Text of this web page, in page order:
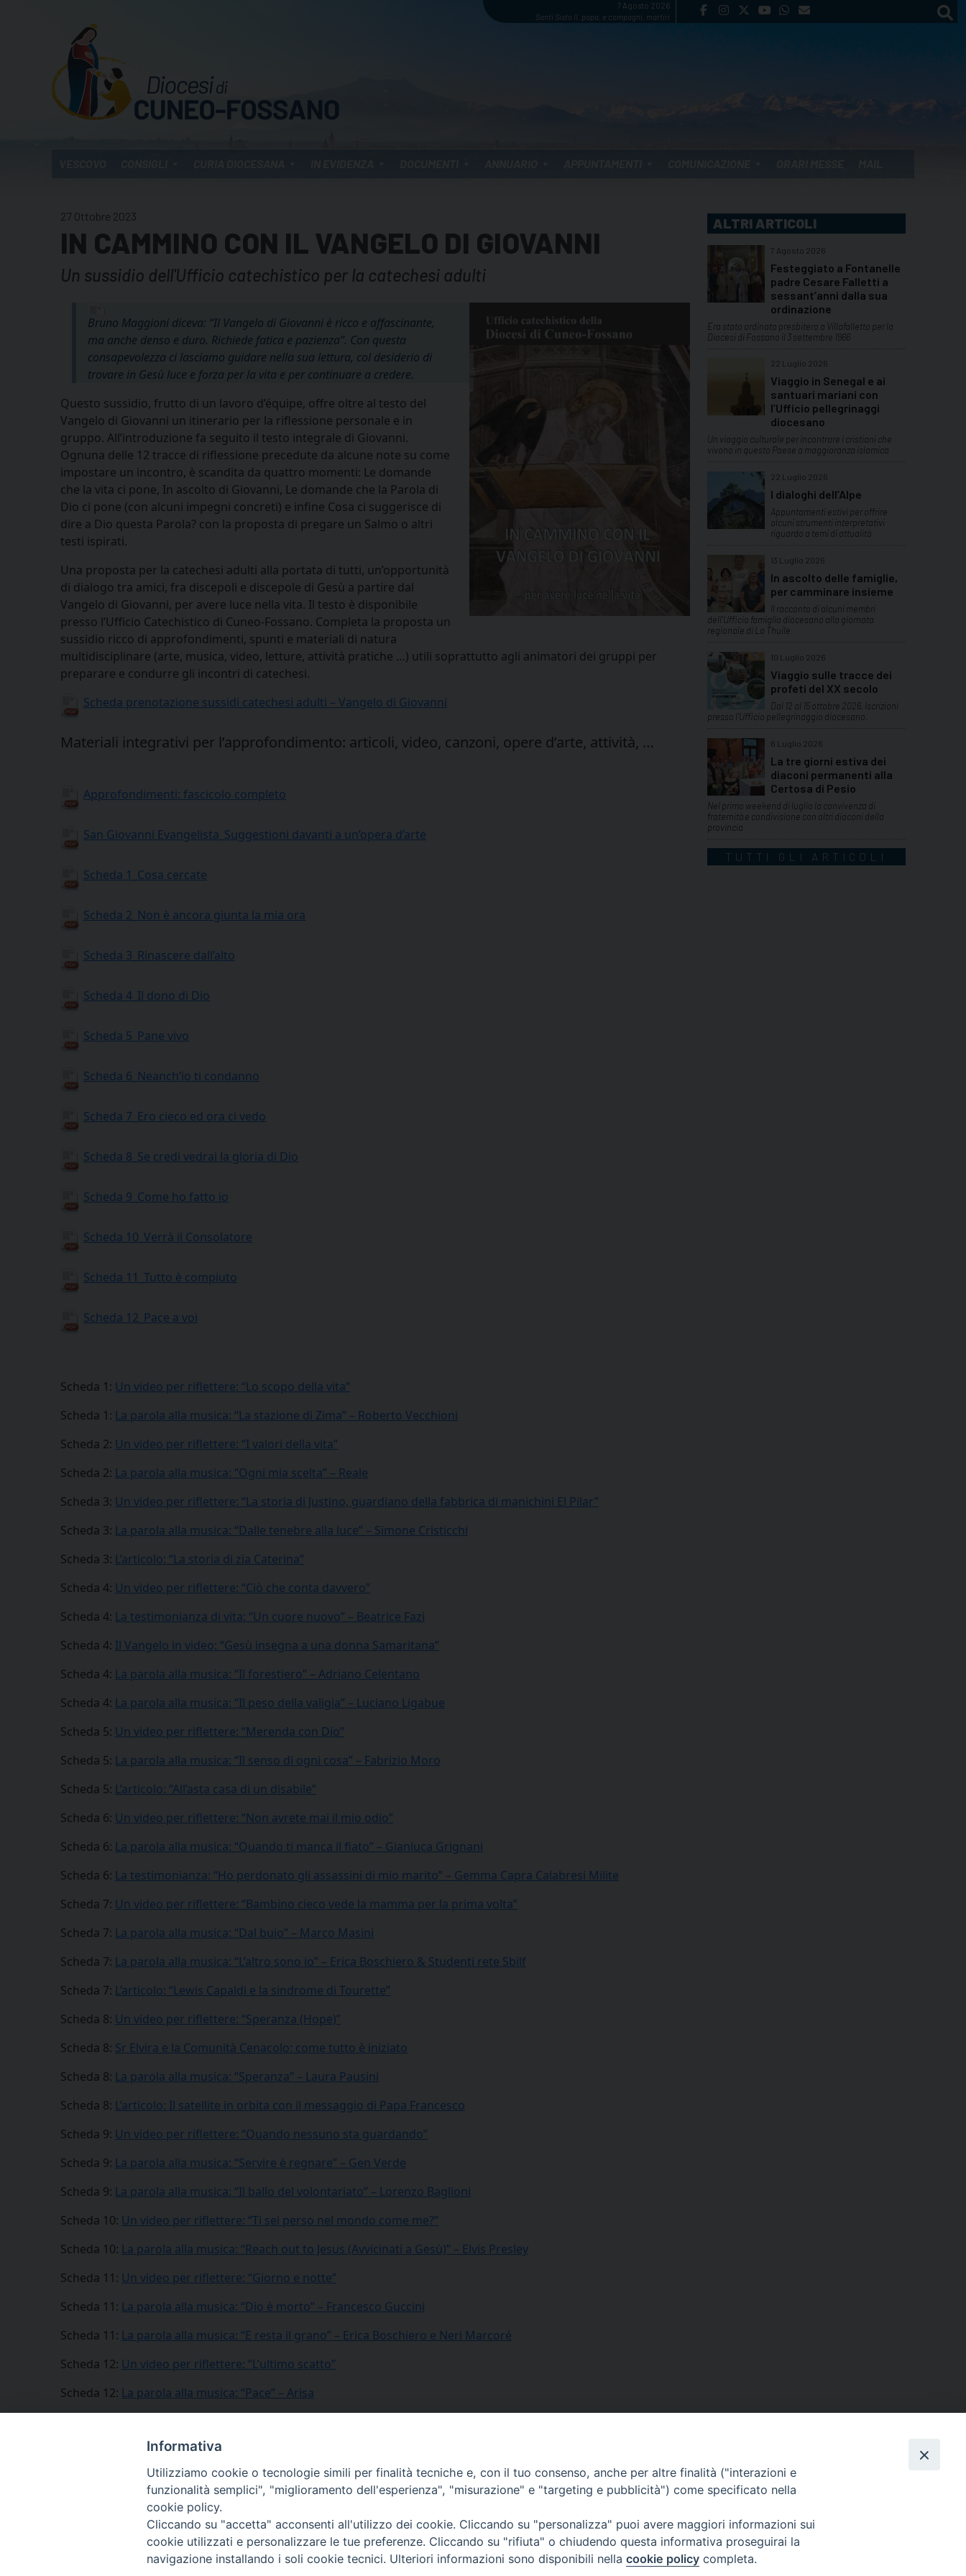
7 Agosto 2026
Santi Sisto II, papa, e compagni, martiri
27 Ottobre 2023
IN CAMMINO CON IL VANGELO DI GIOVANNI
Un sussidio dell'Ufficio catechistico per la catechesi adulti
Bruno Maggioni diceva: “Il Vangelo di Giovanni è ricco e affascinante,
ma anche denso e duro. Richiede fatica e pazienza”. Con questa
consapevolezza ci lasciamo guidare nella sua lettura, col desiderio di
trovare in Gesù luce e forza per la vita e per continuare a credere.
Questo sussidio, frutto di un lavoro d’équipe, offre oltre al testo del
Vangelo di Giovanni un itinerario per la riflessione personale e in
gruppo. All’introduzione fa seguito il testo integrale di Giovanni.
Ognuna delle 12 tracce di riflessione precedute da alcune note su come
impostare un incontro, è scandita da quattro momenti: Le domande
che la vita ci pone, In ascolto di Giovanni, Le domande che la Parola di
Dio ci pone (con alcuni impegni concreti) e infine Cosa ci suggerisce di
dire a Dio questa Parola? con la proposta di pregare un Salmo o altri
testi ispirati.
Una proposta per la catechesi adulti alla portata di tutti, un’opportunità
di dialogo tra amici, fra discepoli e discepole di Gesù a partire dal
Vangelo di Giovanni, per avere luce nella vita. Il testo è disponibile
presso l’Ufficio Catechistico di Cuneo-Fossano. Completa la proposta un
sussidio ricco di approfondimenti, spunti e materiali di natura
multidisciplinare (arte, musica, video, letture, attività pratiche …) utili soprattutto agli animatori dei gruppi per
preparare e condurre gli incontri di catechesi.
Scheda prenotazione sussidi catechesi adulti – Vangelo di Giovanni
Materiali integrativi per l’approfondimento: articoli, video, canzoni, opere d’arte, attività, …
Approfondimenti: fascicolo completo
San Giovanni Evangelista_Suggestioni davanti a un’opera d’arte
Scheda 1_Cosa cercate
Scheda 2_Non è ancora giunta la mia ora
Scheda 3_Rinascere dall’alto
Scheda 4_Il dono di Dio
Scheda 5_Pane vivo
Scheda 6_Neanch’io ti condanno
Scheda 7_Ero cieco ed ora ci vedo
Scheda 8_Se credi vedrai la gloria di Dio
Scheda 9_Come ho fatto io
Scheda 10_Verrà il Consolatore
Scheda 11_Tutto è compiuto
Scheda 12_Pace a voi
Scheda 1: Un video per riflettere: “Lo scopo della vita”
Scheda 1: La parola alla musica: “La stazione di Zima” – Roberto Vecchioni
Scheda 2: Un video per riflettere: “I valori della vita”
Scheda 2: La parola alla musica: “Ogni mia scelta” – Reale
Scheda 3: Un video per riflettere: “La storia di Justino, guardiano della fabbrica di manichini El Pilar”
Scheda 3: La parola alla musica: “Dalle tenebre alla luce” – Simone Cristicchi
Scheda 3: L’articolo: “La storia di zia Caterina”
Scheda 4: Un video per riflettere: “Ciò che conta davvero”
Scheda 4: La testimonianza di vita: “Un cuore nuovo” – Beatrice Fazi
Scheda 4: Il Vangelo in video: “Gesù insegna a una donna Samaritana”
Scheda 4: La parola alla musica: “Il forestiero” – Adriano Celentano
Scheda 4: La parola alla musica: “Il peso della valigia” – Luciano Ligabue
Scheda 5: Un video per riflettere: “Merenda con Dio”
Scheda 5: La parola alla musica: “Il senso di ogni cosa” – Fabrizio Moro
Scheda 5: L’articolo: “All’asta casa di un disabile”
Scheda 6: Un video per riflettere: “Non avrete mai il mio odio”
Scheda 6: La parola alla musica: “Quando ti manca il fiato” – Gianluca Grignani
Scheda 6: La testimonianza: “Ho perdonato gli assassini di mio marito” – Gemma Capra Calabresi Milite
Scheda 7: Un video per riflettere: “Bambino cieco vede la mamma per la prima volta”
Scheda 7: La parola alla musica: “Dal buio” – Marco Masini
Scheda 7: La parola alla musica: “L’altro sono io” – Erica Boschiero & Studenti rete Sbilf
Scheda 7: L’articolo: “Lewis Capaldi e la sindrome di Tourette”
Scheda 8: Un video per riflettere: “Speranza (Hope)”
Scheda 8: Sr Elvira e la Comunità Cenacolo: come tutto è iniziato
Scheda 8: La parola alla musica: “Speranza” – Laura Pausini
Scheda 8: L’articolo: Il satellite in orbita con il messaggio di Papa Francesco
Scheda 9: Un video per riflettere: “Quando nessuno sta guardando”
Scheda 9: La parola alla musica: “Servire è regnare” – Gen Verde
Scheda 9: La parola alla musica: “Il ballo del volontariato” – Lorenzo Baglioni
Scheda 10: Un video per riflettere: “Ti sei perso nel mondo come me?”
Scheda 10: La parola alla musica: “Reach out to Jesus (Avvicinati a Gesù)” – Elvis Presley
Scheda 11: Un video per riflettere: “Giorno e notte”
Scheda 11: La parola alla musica: “Dio è morto” – Francesco Guccini
Scheda 11: La parola alla musica: “E resta il grano” – Erica Boschiero e Neri Marcoré
Scheda 12: Un video per riflettere: “L’ultimo scatto”
Scheda 12: La parola alla musica: “Pace” – Arisa
Evangelizzazione e sacramenti
Pastorale adulti
Primo piano
ALTRI ARTICOLI
7 Agosto 2026
Festeggiato a Fontanelle
padre Cesare Falletti a
sessant’anni dalla sua
ordinazione
Era stato ordinato presbitero a Villafalletto per la
Diocesi di Fossano il 3 settembre 1966
22 Luglio 2026
Viaggio in Senegal e ai
santuari mariani con
l’Ufficio pellegrinaggi
diocesano
Un viaggio culturale per incontrare i cristiani che
vivono in questo Paese a maggioranza islamica
22 Luglio 2026
I dialoghi dell’Alpe
Appuntamenti estivi per offrire
alcuni strumenti interpretativi
riguardo a temi di attualità
13 Luglio 2026
In ascolto delle famiglie,
per camminare insieme
Il racconto di alcuni membri
dell'Ufficio famiglia diocesano alla giornata
regionale di La Thuile
10 Luglio 2026
Viaggio sulle tracce dei
profeti del XX secolo
Dal 12 al 15 ottobre 2026. Iscrizioni
presso l'Ufficio pellegrinaggio diocesano.
6 Luglio 2026
La tre giorni estiva dei
diaconi permanenti alla
Certosa di Pesio
Nel primo weekend di luglio la convivenza di
fraternità e condivisione con altri diaconi della
provincia
TUTTI GLI ARTICOLI
via Amedeo Rossi, 28 - 12100 Cuneo
segreteriagenerale@diocesicuneofossano.it
Informativa
Utilizziamo cookie o tecnologie simili per finalità tecniche e, con il tuo consenso, anche per altre finalità ("interazioni e
funzionalità semplici", "miglioramento dell'esperienza", "misurazione" e "targeting e pubblicità") come specificato nella
cookie policy.
Cliccando su "accetta" acconsenti all'utilizzo dei cookie. Cliccando su "personalizza" puoi avere maggiori informazioni sui
cookie utilizzati e personalizzare le tue preferenze. Cliccando su "rifiuta" o chiudendo questa informativa proseguirai la
navigazione installando i soli cookie tecnici. Ulteriori informazioni sono disponibili nella cookie policy completa.